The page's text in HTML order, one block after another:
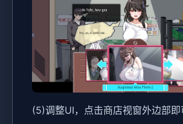
(5)调整UI，点击商店视窗外边部即